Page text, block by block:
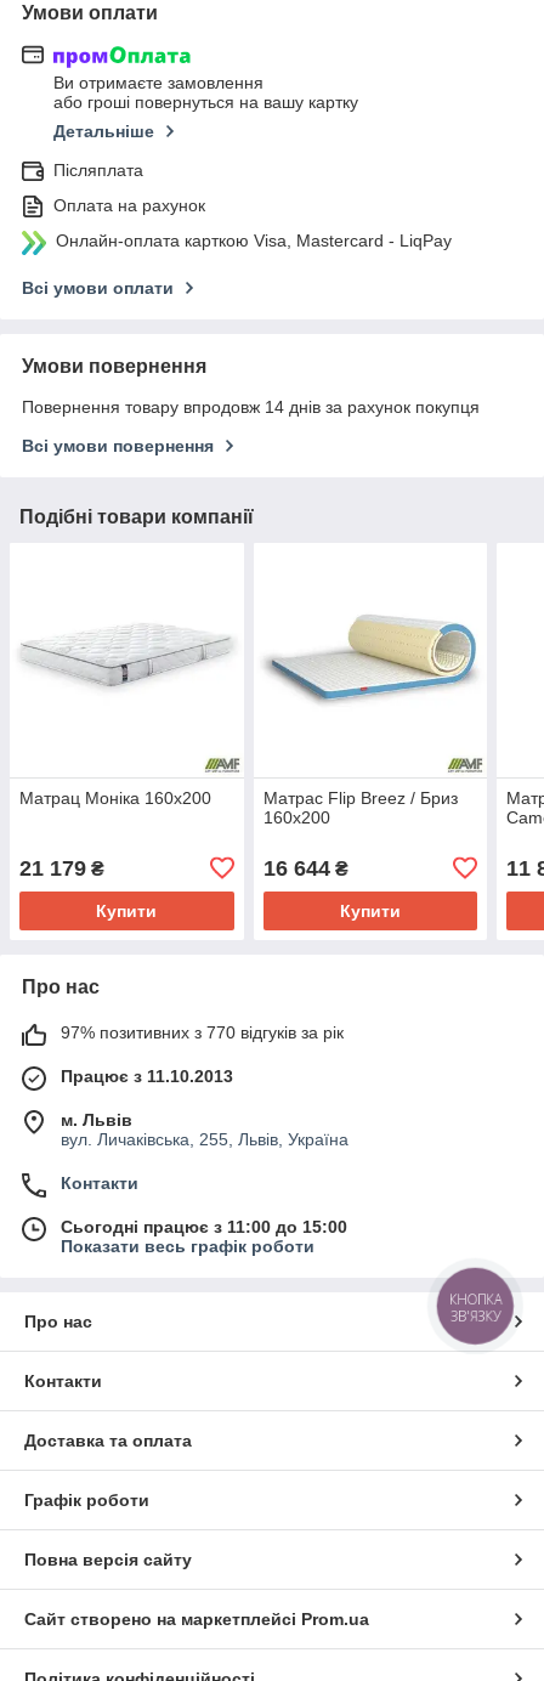
Умови оплати
Ви отримаєте замовлення
або гроші повернуться на вашу картку
Детальніше
Післяплата
Оплата на рахунок
Онлайн-оплата карткою Visa, Mastercard - LiqPay
Всі умови оплати
Умови повернення
Повернення товару впродовж 14 днів за рахунок покупця
Всі умови повернення
Подібні товари компанії
Матрац Моніка 160x200
21 179 ₴
Купити
Матрас Flip Breez / Бриз
160x200
16 644₴
Купити
11
Про нас
97% позитивних з 770 відгуків за рік
Працює з 11.10.2013
м. Львів
вул. Личаківська, 255, Львів, Україна
Контакти
Сьогодні працює з 11:00 до 15:00
Показати весь графік роботи
Про нас
Контакти
Доставка та оплата
Графік роботи
Повна версія сайту
Сайт створено на маркетплейсі Prom.ua
КНОПКА
ЗВ'ЯЗКУ